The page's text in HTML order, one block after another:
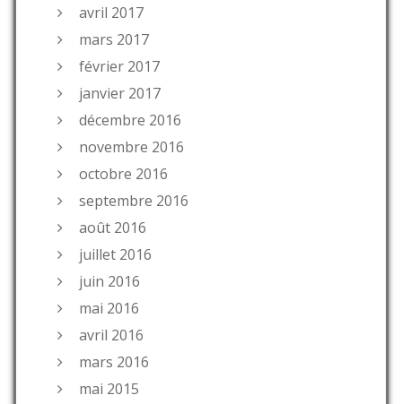
avril 2017
mars 2017
février 2017
janvier 2017
décembre 2016
novembre 2016
octobre 2016
septembre 2016
août 2016
juillet 2016
juin 2016
mai 2016
avril 2016
mars 2016
mai 2015